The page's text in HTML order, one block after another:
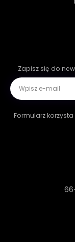
Zapisz się do
Formularz